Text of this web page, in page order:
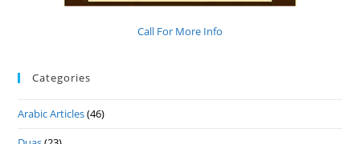
Call For More Info
Categories
Arabic Articles(46)